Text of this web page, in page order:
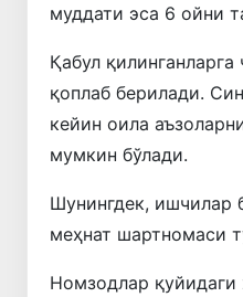
муддати эса 6 ойни
Қабул
қоплаб берилади.
кейин оила
мумкин бўлади.
Шунингдек, ишчилар
меҳнат шартномаси
Номзодлар қуйидаги